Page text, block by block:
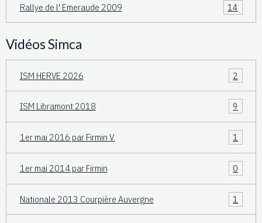
Rallye de l' Emeraude 2009 14
Vidéos Simca
ISM HERVE 2026 2
ISM Libramont 2018 9
1er mai 2016 par Firmin V. 1
1er mai 2014 par Firmin 0
Nationale 2013 Courpière Auvergne 1